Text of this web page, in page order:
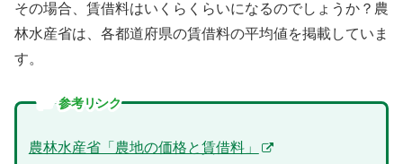
その場合、賃借料はいくらくらいになるのでしょうか？農
林水産省は、各都道府県の賃借料の平均値を掲載していま
す。
参考リンク
農林水産省「農地の価格と賃借料」